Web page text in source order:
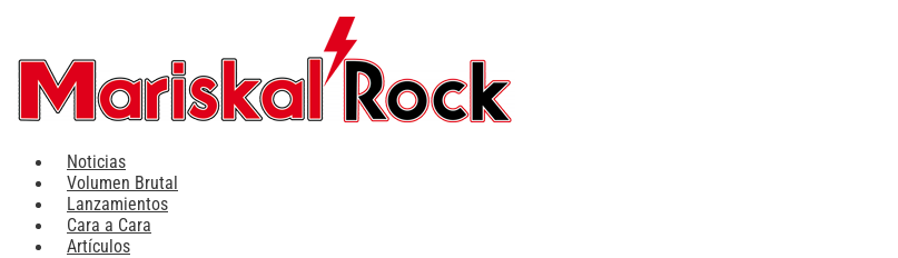
contenido
Noticias
Volumen Brutal
Lanzamientos
Cara a Cara
Artículos